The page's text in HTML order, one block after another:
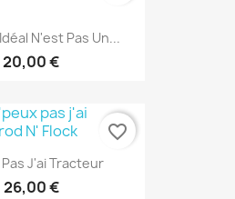
N'est Pas Un...
20,00 €
J'ai Tracteur
26,00 €
favorite_border